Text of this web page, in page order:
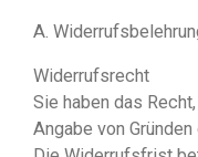
A.
Widerrufsrecht
Sie haben das
Angabe von